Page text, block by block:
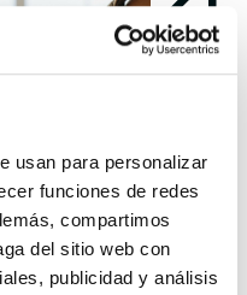
usan para personalizar
funciones de redes
compartimos
del sitio web con
publicidad y análisis